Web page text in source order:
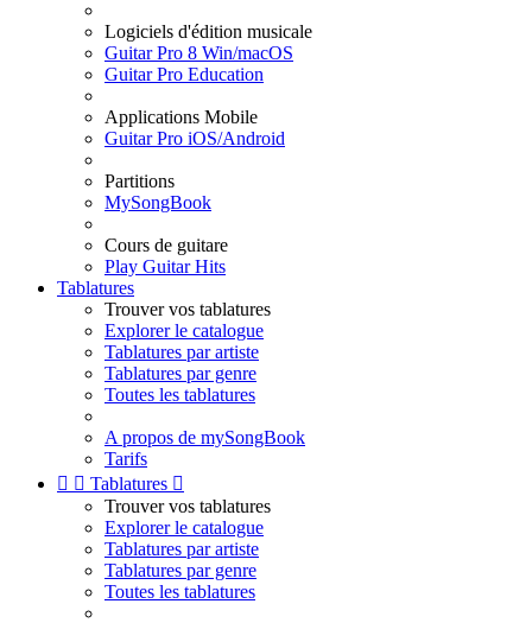
Logiciels d'édition musicale
Guitar Pro 8 Win/macOS
Guitar Pro Education
Applications Mobile
Guitar Pro iOS/Android
Partitions
MySongBook
Cours de guitare
Play Guitar Hits
Tablatures
Trouver vos tablatures
Explorer le catalogue
Tablatures par artiste
Tablatures par genre
Toutes les tablatures
A propos de mySongBook
Tarifs
  Tablatures 
Trouver vos tablatures
Explorer le catalogue
Tablatures par artiste
Tablatures par genre
Toutes les tablatures